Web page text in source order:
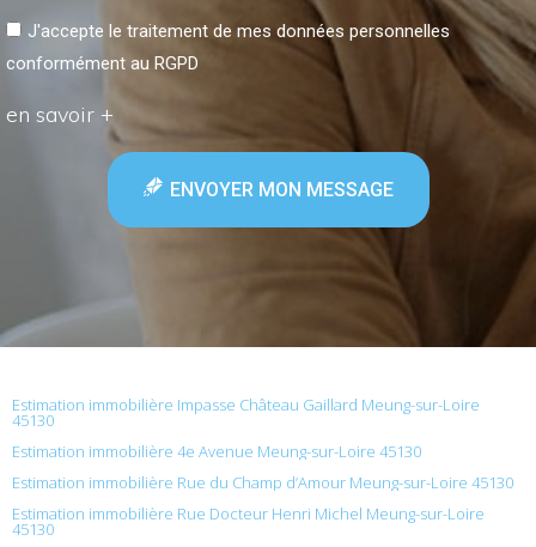
J'accepte le traitement de mes données personnelles
conformément au RGPD
en savoir +
ENVOYER MON MESSAGE
Estimation immobilière Impasse Château Gaillard Meung-sur-Loire
45130
Estimation immobilière 4e Avenue Meung-sur-Loire 45130
Estimation immobilière Rue du Champ d’Amour Meung-sur-Loire 45130
Estimation immobilière Rue Docteur Henri Michel Meung-sur-Loire
45130